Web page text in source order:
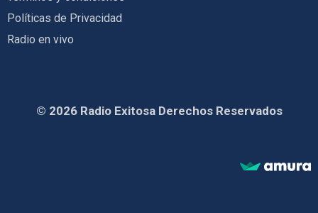
Políticas de Privacidad
Radio en vivo
© 2026 Radio Exitosa Derechos Reservados